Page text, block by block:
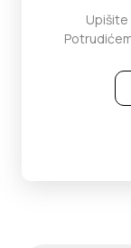
Upišite